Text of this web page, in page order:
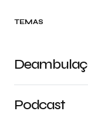
TEMAS
Podcast